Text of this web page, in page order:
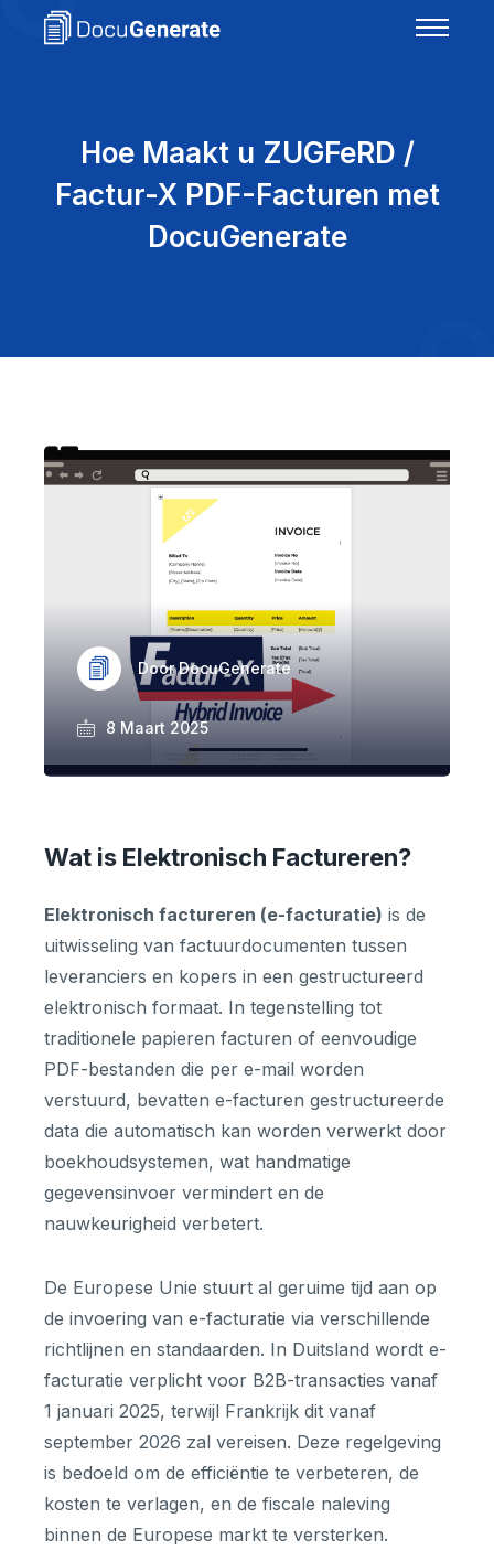
Hoe Maakt u ZUGFeRD /
Factur-X PDF-Facturen met
DocuGenerate
Door DocuGenerate
8 Maart 2025
Wat is Elektronisch Factureren?
Elektronisch factureren (e-facturatie) is de
uitwisseling van factuurdocumenten tussen
leveranciers en kopers in een gestructureerd
elektronisch formaat. In tegenstelling tot
traditionele papieren facturen of eenvoudige
PDF-bestanden die per e-mail worden
verstuurd, bevatten e-facturen gestructureerde
data die automatisch kan worden verwerkt door
boekhoudsystemen, wat handmatige
gegevensinvoer vermindert en de
nauwkeurigheid verbetert.
De Europese Unie stuurt al geruime tijd aan op
de invoering van e-facturatie via verschillende
richtlijnen en standaarden. In Duitsland wordt e-
facturatie verplicht voor B2B-transacties vanaf
1 januari 2025, terwijl Frankrijk dit vanaf
september 2026 zal vereisen. Deze regelgeving
is bedoeld om de efficiëntie te verbeteren, de
kosten te verlagen, en de fiscale naleving
binnen de Europese markt te versterken.